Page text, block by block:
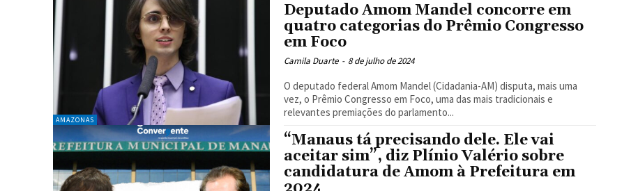
AMAZONAS
Deputado Amom Mandel concorre em
quatro categorias do Prêmio Congresso
em Foco
Camila Duarte - 8 de julho de 2024
O deputado federal Amom Mandel (Cidadania-AM) disputa, mais uma
vez, o Prêmio Congresso em Foco, uma das mais tradicionais e
relevantes premiações do parlamento...
“Manaus tá precisando dele. Ele vai
aceitar sim”, diz Plínio Valério sobre
candidatura de Amom à Prefeitura em